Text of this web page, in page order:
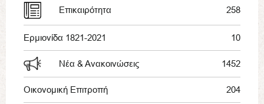
Επικαιρότητα 258
Ερμιονίδα 1821-2021 10
Νέα & Ανακοινώσεις 1452
Οικονομική Επιτροπή 204